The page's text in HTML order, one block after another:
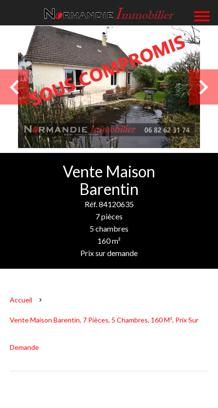
Vente Maison
Barentin
Réf. 84120635
7 pièces
5 chambres
160 m²
Prix sur demande
Accueil
Vente Maison Barentin, 7 Pièces, 5 Chambres, 160 M², Prix Sur
Demande